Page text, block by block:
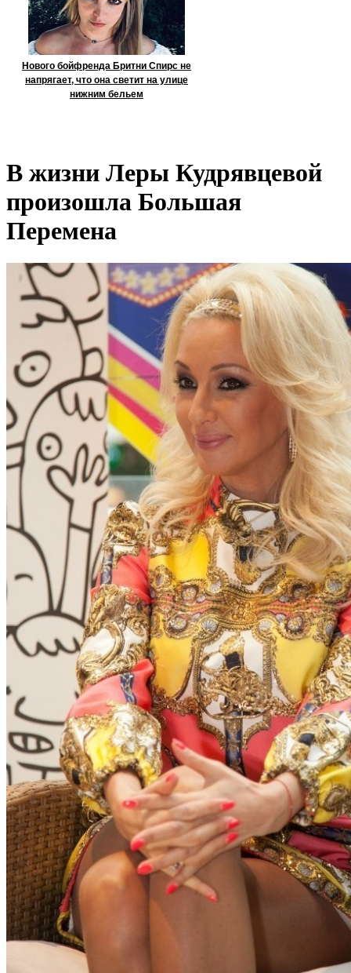
Нового бойфренда Бритни Спирс не
напрягает, что она светит на улице
нижним бельем
В жизни Леры Кудрявцевой
произошла Большая
Перемена